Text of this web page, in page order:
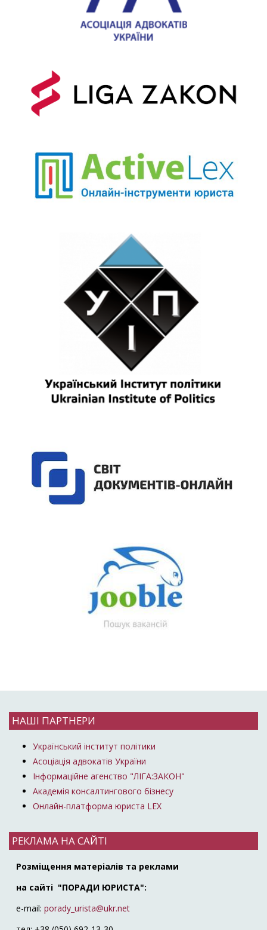
НАШІ ПАРТНЕРИ
Український інститут політики
Асоціація адвокатів України
Інформаційне агенство "ЛІГА:ЗАКОН"
Академія консалтингового бізнесу
Онлайн-платформа юриста LEX
РЕКЛАМА НА САЙТІ
Розміщення матеріалів та реклами
на сайті "ПОРАДИ ЮРИСТА":
e-mail: porady_urista@ukr.net